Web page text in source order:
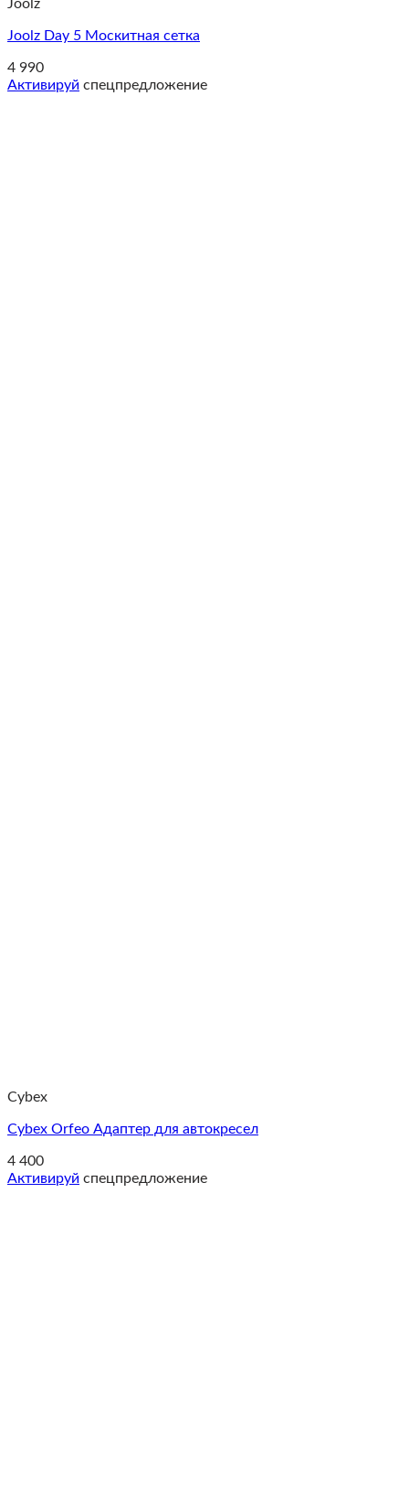
Joolz
Joolz Day 5 Москитная сетка
4 990
Активируй спецпредложение
Cybex
Cybex Orfeo Адаптер для автокресел
4 400
Активируй спецпредложение